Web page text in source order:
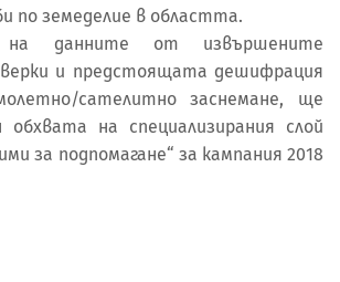
по земеделие в областта.
данните от извършените
и предстоящата дешифрация
сателитно заснемане, ще
обхвата на специализирания слой
за подпомагане“ за кампания 2018